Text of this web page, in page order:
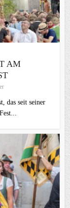
AM
das seit seiner